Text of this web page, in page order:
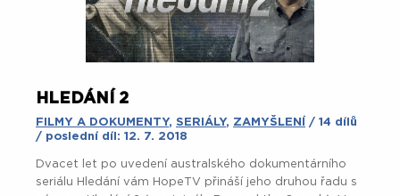
HLEDÁNÍ 2
FILMY A DOKUMENTY, SERIÁLY, ZAMYŠLENÍ
/ 14 dílů
/ poslední díl: 12. 7. 2018
Dvacet let po uvedení australského dokumentárního
seriálu Hledání vám HopeTV přináší jeho druhou řadu s